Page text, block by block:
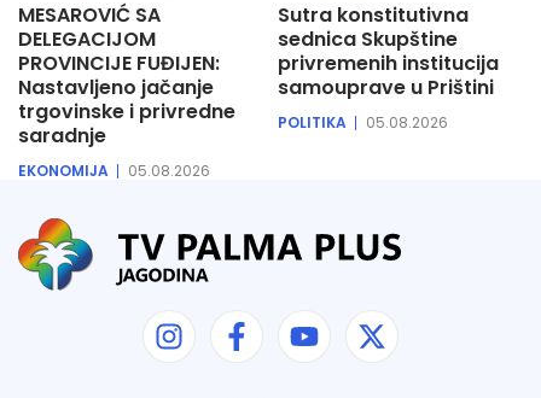
MESAROVIĆ SA
DELEGACIJOM
PROVINCIJE FUĐIJEN:
Nastavljeno jačanje
trgovinske i privredne
saradnje
EKONOMIJA 05.08.2026
Sutra konstitutivna
sednica Skupštine
privremenih institucija
samouprave u Prištini
POLITIKA 05.08.2026